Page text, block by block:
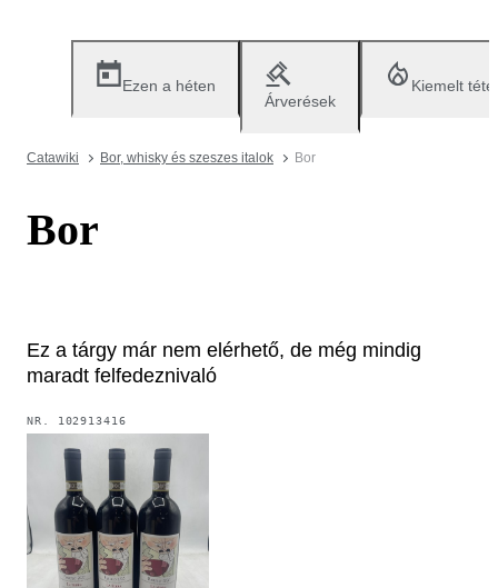
Ezen a héten
Árverések
Kiemelt
Catawiki Bor, whisky és szeszes italok Bor
Bor
Ez a tárgy már nem elérhető, de még mindig
maradt felfedeznivaló
NR. 102913416